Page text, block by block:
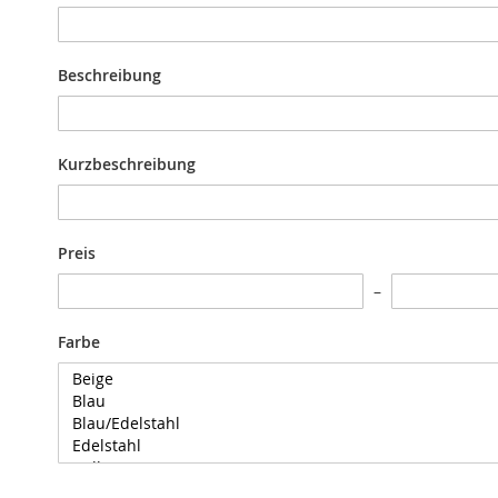
Beschreibung
Kurzbeschreibung
Preis
Farbe